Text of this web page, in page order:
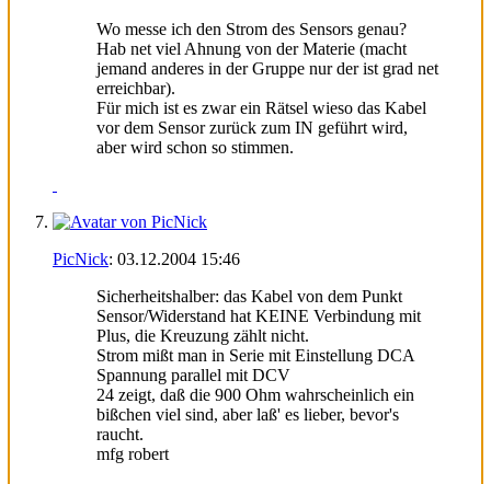
Wo messe ich den Strom des Sensors genau?
Hab net viel Ahnung von der Materie (macht
jemand anderes in der Gruppe nur der ist grad net
erreichbar).
Für mich ist es zwar ein Rätsel wieso das Kabel
vor dem Sensor zurück zum IN geführt wird,
aber wird schon so stimmen.
PicNick: 03.12.2004 15:46
Sicherheitshalber: das Kabel von dem Punkt
Sensor/Widerstand hat KEINE Verbindung mit
Plus, die Kreuzung zählt nicht.
Strom mißt man in Serie mit Einstellung DCA
Spannung parallel mit DCV
24 zeigt, daß die 900 Ohm wahrscheinlich ein
bißchen viel sind, aber laß' es lieber, bevor's
raucht.
mfg robert